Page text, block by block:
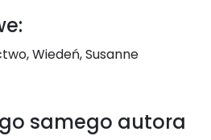
Wiedeń, Susanne
samego autora